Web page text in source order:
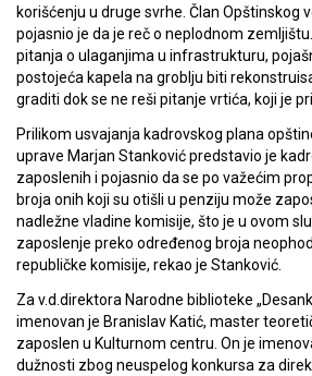
korišćenju u druge svrhe. Član Opštinskog
pojasnio je da je reč o neplodnom
pitanja o ulaganjima u infrastrukturu,
postojeća kapela na groblju biti
graditi dok se ne reši pitanje vrtića, koji je
Prilikom usvajanja kadrovskog plana
uprave Marjan Stanković predstavio je
zaposlenih i pojasnio da se po važećim
broja onih koji su otišli u penziju može
nadležne vladine komisije, što je u ovom
zaposlenje preko određenog broja
republičke komisije, rekao je Stanković.
Za v.d.direktora Narodne biblioteke
imenovan je Branislav Katić, master
zaposlen u Kulturnom centru. On je
dužnosti zbog neuspelog konkursa za